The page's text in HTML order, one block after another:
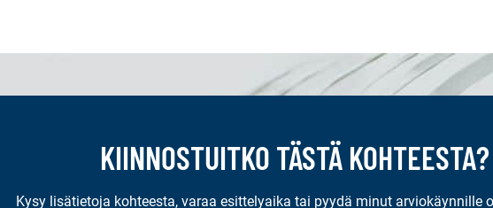
KIINNOSTUITKO TÄSTÄ KOHTEESTA?
Kysy lisätietoja kohteesta, varaa esittelyaika tai pyydä minut arviokäynnille